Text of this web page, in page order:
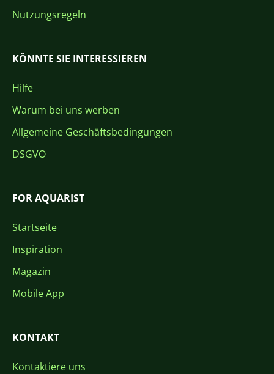
Nutzungsregeln
KÖNNTE SIE INTERESSIEREN
Hilfe
Warum bei uns werben
Allgemeine Geschäftsbedingungen
DSGVO
FOR AQUARIST
Startseite
Inspiration
Magazin
Mobile App
KONTAKT
Kontaktiere uns